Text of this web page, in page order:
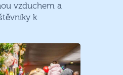
vzduchem a
k